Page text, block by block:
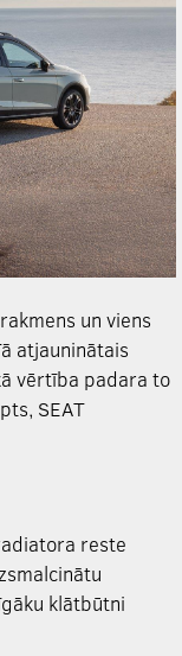
un viens
atjauninātais
vērtība padara to
SEAT
reste
klātbūtni